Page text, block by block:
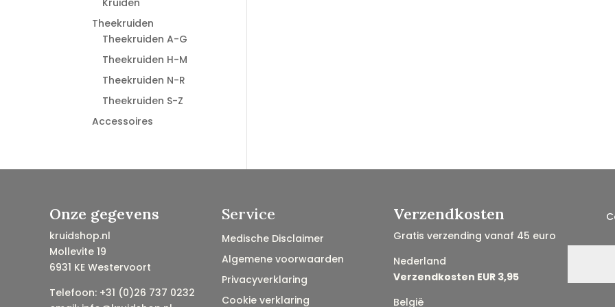
Kruiden
Theekruiden
Theekruiden A-G
Theekruiden H-M
Theekruiden N-R
Theekruiden S-Z
Accessoires
Onze gegevens
kruidshop.nl
Mollevite 19
6931 KE Westervoort
Telefoon: +31 (0)26 737 0232
Service
Medische Disclaimer
Algemene voorwaarden
Privacyverklaring
Cookie verklaring
Verzendkosten
Gratis verzending vanaf 45 euro
Nederland
Verzendkosten EUR 3,95
België